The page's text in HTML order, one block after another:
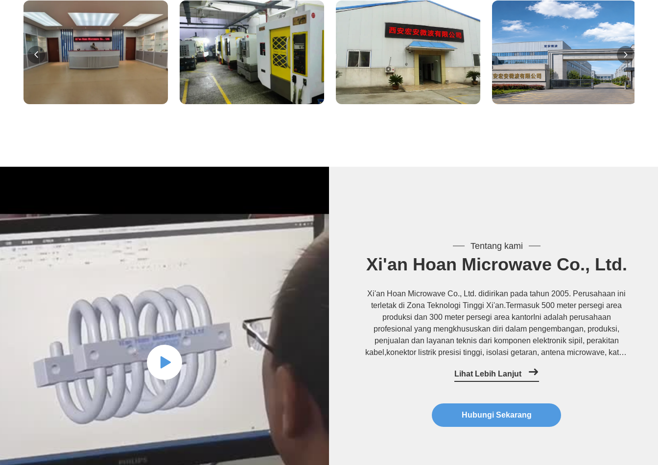
Tentang kami
Xi'an Hoan Microwave Co., Ltd.
Xi'an Hoan Microwave Co., Ltd. didirikan pada tahun 2005. Perusahaan ini
terletak di Zona Teknologi Tinggi Xi'an.Termasuk 500 meter persegi area
produksi dan 300 meter persegi area kantorIni adalah perusahaan
profesional yang mengkhususkan diri dalam pengembangan, produksi,
penjualan dan layanan teknis dari komponen elektronik sipil, perakitan
kabel,konektor listrik presisi tinggi, isolasi getaran, antena microwave, katup
dalam ...
Lihat Lebih Lanjut
Hubungi Sekarang